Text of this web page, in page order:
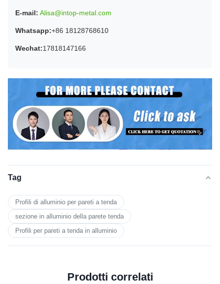
E-mail: Alisa@intop-metal.com
Whatsapp:+86 18128768610
Wechat:17818147166
Tag
Profili di alluminio per pareti a tenda
sezione in alluminio della parete tenda
Profili per pareti a tenda in alluminio
Prodotti correlati